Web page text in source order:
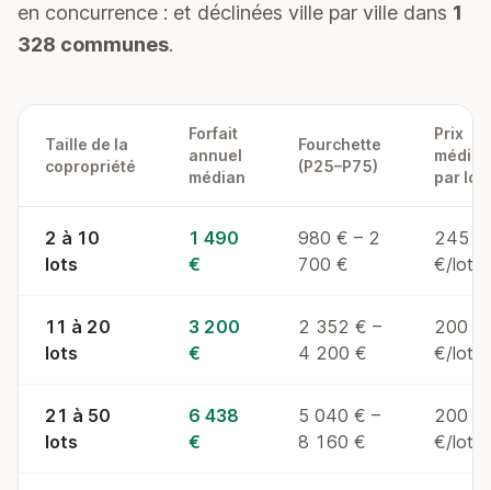
en concurrence : et déclinées ville par ville dans 1
328 communes.
Taille de la
copropriété
Forfait
annuel
médian
Fourchette
(P25–P75)
Prix
médian
par lot
2 à 10
lots
1 490
€
980 € – 2
700 €
245
€/lot/
11 à 20
lots
3 200
€
2 352 € –
4 200 €
200
€/lot/
21 à 50
lots
6 438
€
5 040 € –
8 160 €
200
€/lot/